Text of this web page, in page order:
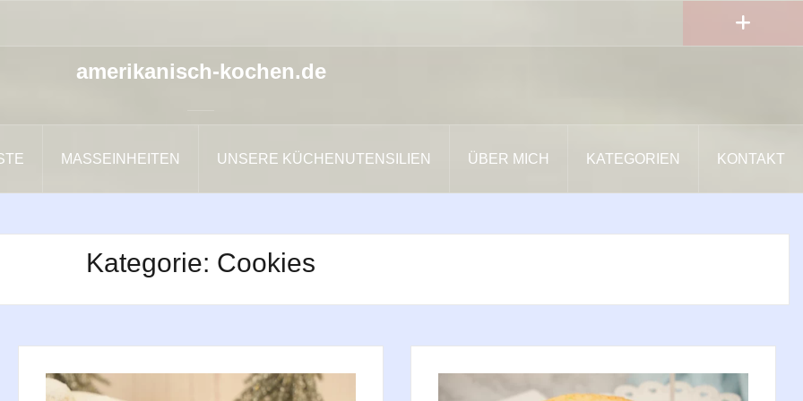
amerikanisch-kochen.de
MASSEINHEITEN UNSERE KÜCHENUTENSILIEN ÜBER MICH KATEGORIEN KONTAKT
Kategorie: Cookies